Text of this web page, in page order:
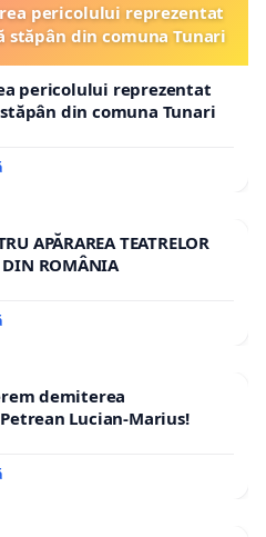
pericolului reprezentat
stăpân din comuna Tunari
pericolului reprezentat
din comuna Tunari
APĂRAREA TEATRELOR
DIN ROMÂNIA
demiterea
Lucian-Marius!